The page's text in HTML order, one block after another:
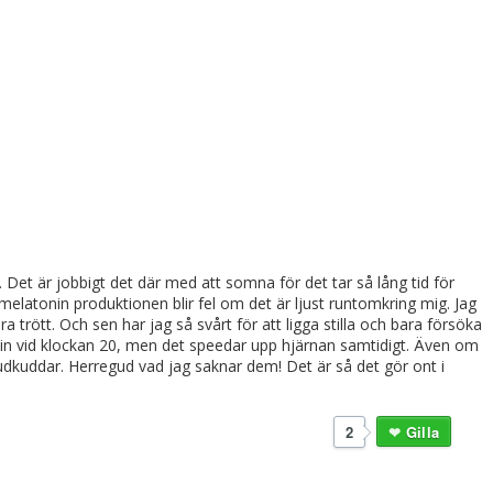
Det är jobbigt det där med att somna för det tar så lång tid för
produktionen blir fel om det är ljust runtomkring mig. Jag
trött. Och sen har jag så svårt för att ligga stilla och bara försöka
klockan 20, men det speedar upp hjärnan samtidigt. Även om
Herregud vad jag saknar dem! Det är så det gör ont i
2 Gilla